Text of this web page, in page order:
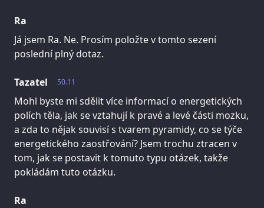
Ra
Já jsem Ra. Ne. Prosím položte v tomto sezení
poslední plný dotaz.
50.11
Tazatel
Mohl byste mi sdělit více informací o energetických
polích těla, jak se vztahují k pravé a levé části mozku,
a zda to nějak souvisí s tvarem pyramidy, co se týče
energetického zaostřování? Jsem trochu ztracen v
tom, jak se postavit k tomuto typu otázek, takže
pokládám tuto otázku.
Ra